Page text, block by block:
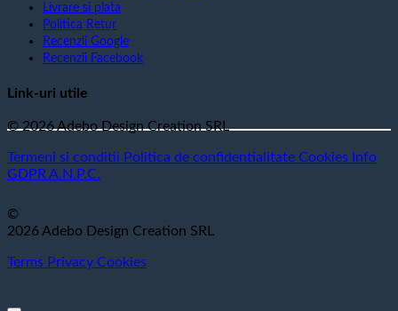
Livrare si plata
Politica Retur
Recenzii Google
Recenzii Facebook
Link-uri utile
© 2026 Adebo Design Creation SRL
Termeni si conditii Politica de confidentialitate Cookies Info
GDPR A.N.P.C.
©
2026 Adebo Design Creation SRL
Terms Privacy Cookies